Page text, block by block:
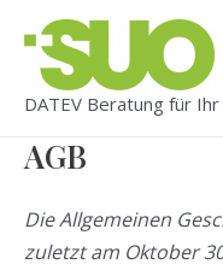
Inhalt
springen
DATEV Beratung für
AGB
Die Allgemeinen
zuletzt am Oktober